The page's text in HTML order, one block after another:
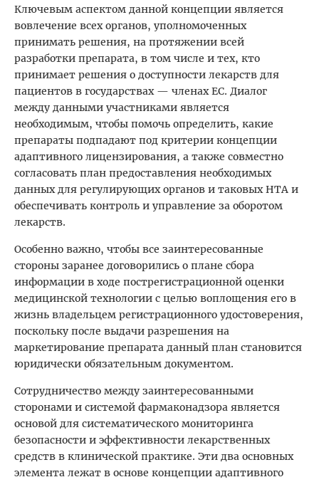
Ключевым аспектом данной концепции является
вовлечение всех органов, уполномоченных
принимать решения, на протяжении всей
разработки препарата, в том числе и тех, кто
принимает решения о доступности лекарств для
пациентов в государствах — членах ЕС. Диалог
между данными участниками является
необходимым, чтобы помочь определить, какие
препараты подпадают под критерии концепции
адаптивного лицензирования, а также совместно
согласовать план предоставления необходимых
данных для регулирующих органов и таковых HТА и
обеспечивать контроль и управление за оборотом
лекарств.
Особенно важно, чтобы все заинтересованные
стороны заранее договорились о плане сбора
информации в ходе пострегистрационной оценки
медицинской технологии с целью воплощения его в
жизнь владельцем регистрационного удостоверения,
поскольку после выдачи разрешения на
маркетирование препарата данный план становится
юридически обязательным документом.
Сотрудничество между заинтересованными
сторонами и системой фармаконадзора является
основой для систематического мониторинга
безопасности и эффективности лекарственных
средств в клинической практике. Эти два основных
элемента лежат в основе концепции адаптивного